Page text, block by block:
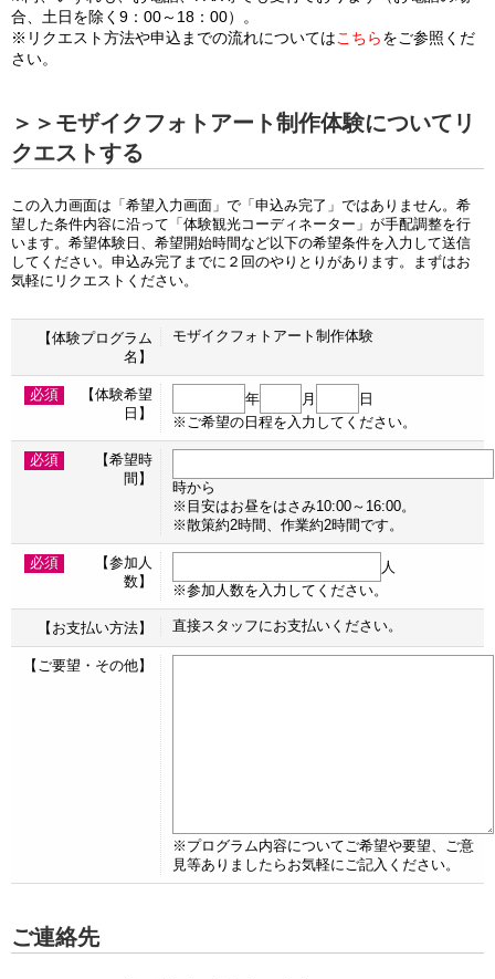
合、土日を除く9：00～18：00）。
※リクエスト方法や申込までの流れについてはこちらをご参照くだ
さい。
＞＞モザイクフォトアート制作体験についてリ
クエストする
この入力画面は「希望入力画面」で「申込み完了」ではありません。希
望した条件内容に沿って「体験観光コーディネーター」が手配調整を行
います。希望体験日、希望開始時間など以下の希望条件を入力して送信
してください。申込み完了までに２回のやりとりがあります。まずはお
気軽にリクエストください。
【体験プログラム
名】
モザイクフォトアート制作体験
必須
【体験希望
日】
年 月
日
※ご希望の日程を入力してください。
必須
【希望時
間】
時から
※目安はお昼をはさみ10:00～16:00。
※散策約2時間、作業約2時間です。
必須
【参加人
数】
人
※参加人数を入力してください。
【お支払い方法】 直接スタッフにお支払いください。
【ご要望・その他】
※プログラム内容についてご希望や要望、ご意
見等ありましたらお気軽にご記入ください。
ご連絡先